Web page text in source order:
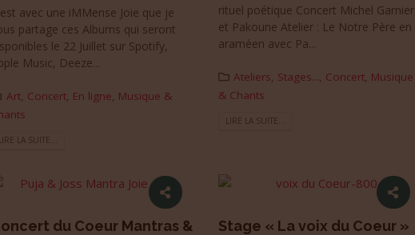
avec une iMMense Joie que je
partage ces Albums qui seront
le 22 Juillet sur Spotify,
Music, Deeze...
Art, Concert, En ligne, Musique &
LA SUITE...
rituel poétique Concert Michel Garnier
et Pakoune Atelier : Le Notre Père en
araméen avec Pa...
Ateliers, Stages..., Concert, Musique
& Chants
LIRE LA SUITE...
du Coeur Mantras &
Stage « La voix du Coeur »